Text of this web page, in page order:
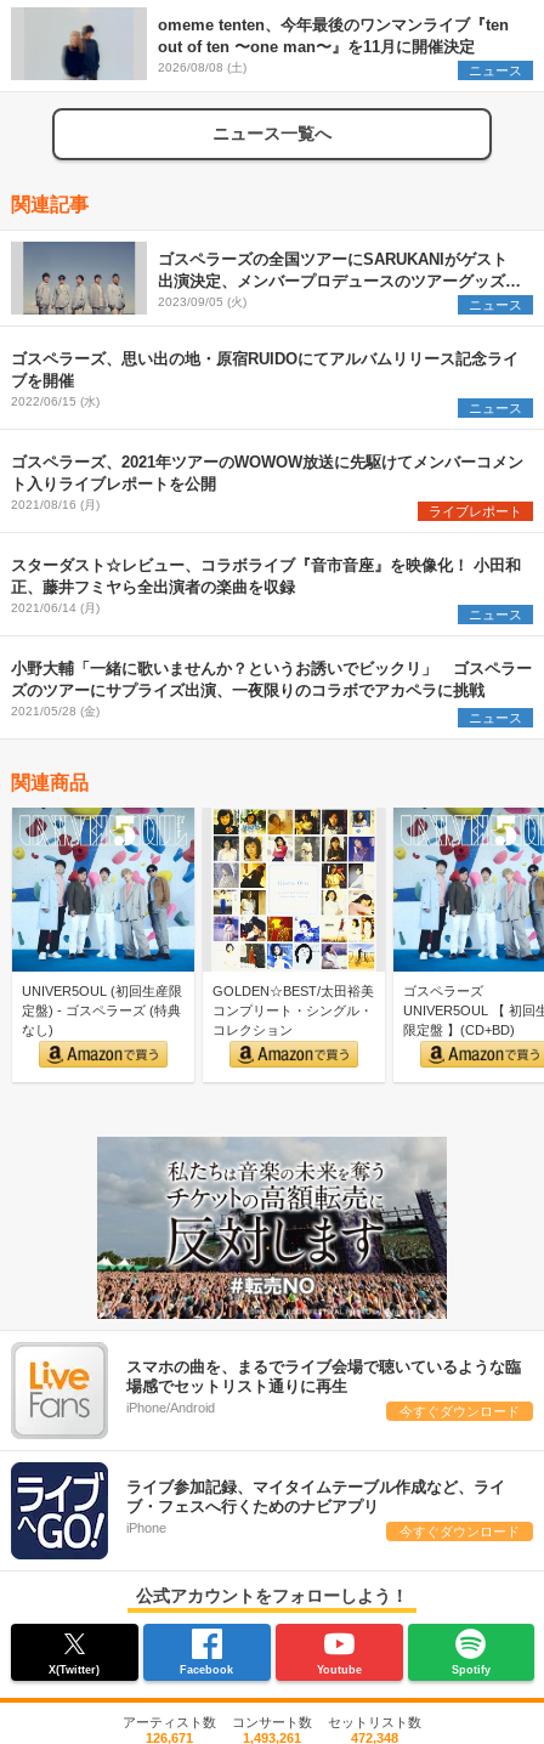
omeme tenten、今年最後のワンマンライブ『ten
out of ten 〜one man〜』を11月に開催決定
2026/08/08 (土) ニュース
ニュース一覧へ
関連記事
ゴスペラーズの全国ツアーにSARUKANIがゲスト
出演決定、メンバープロデュースのツアーグッズも
公開
2023/09/05 (火) ニュース
ゴスペラーズ、思い出の地・原宿RUIDOにてアルバムリリース記念ライ
ブを開催
2022/06/15 (水) ニュース
ゴスペラーズ、2021年ツアーのWOWOW放送に先駆けてメンバーコメン
ト入りライブレポートを公開
2021/08/16 (月) ライブレポート
スターダスト☆レビュー、コラボライブ『音市音座』を映像化！ 小田和
正、藤井フミヤら全出演者の楽曲を収録
2021/06/14 (月) ニュース
小野大輔「一緒に歌いませんか？というお誘いでビックリ」 ゴスペラー
ズのツアーにサプライズ出演、一夜限りのコラボでアカペラに挑戦
2021/05/28 (金) ニュース
関連商品
UNIVER5OUL (初回生産限
定盤) - ゴスペラーズ (特典
なし)
GOLDEN☆BEST/太田裕美
コンプリート・シングル・
コレクション
ゴスペラーズ
UNIVER5OUL 【 初回
限定盤 】(CD+BD)
スマホの曲を、まるでライブ会場で聴いているような臨
場感でセットリスト通りに再生
iPhone/Android 今すぐダウンロード
ライブ参加記録、マイタイムテーブル作成など、ライ
ブ・フェスへ行くためのナビアプリ
iPhone 今すぐダウンロード
公式アカウントをフォローしよう！
X(Twitter) Facebook Youtube Spotify
アーティスト数
126,671
コンサート数
1,493,261
セットリスト数
472,348